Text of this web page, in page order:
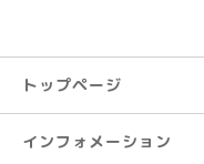
トップページ
インフォメーション